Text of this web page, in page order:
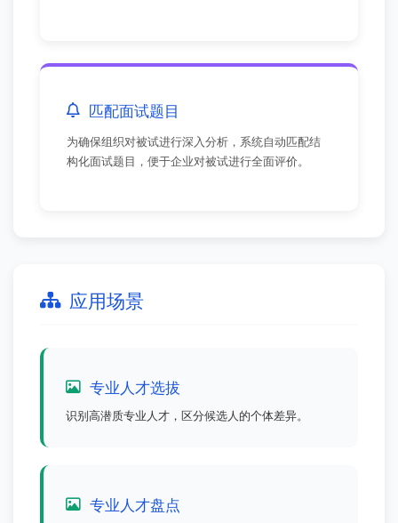
匹配面试题目
为确保组织对被试进行深入分析，系统自动匹配结
构化面试题目，便于企业对被试进行全面评价。
应用场景
专业人才选拔
识别高潜质专业人才，区分候选人的个体差异。
专业人才盘点